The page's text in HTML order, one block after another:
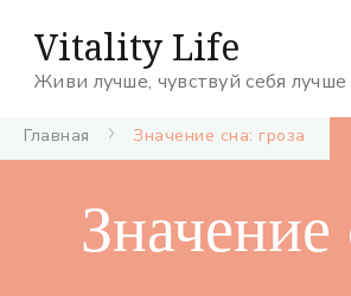
Vitality Life
Живи лучше, чувствуй себя лучше
Главная Значение сна: гроза
Значение